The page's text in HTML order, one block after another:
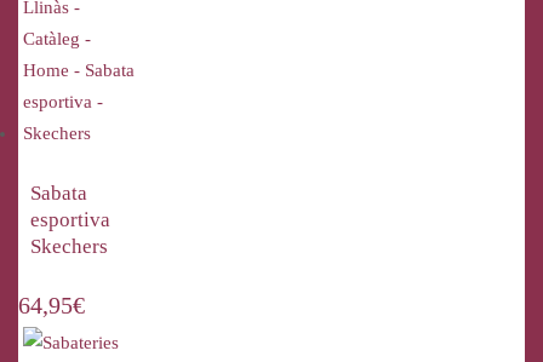
Sabata
esportiva
Skechers
64,95€